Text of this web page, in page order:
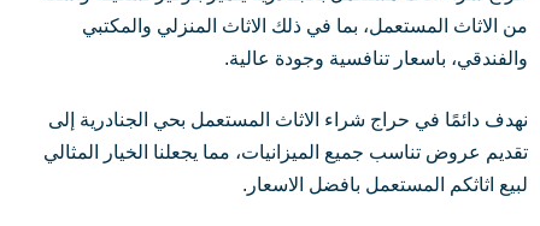
من الاثاث المستعمل، بما في ذلك الاثاث المنزلي والمكتبي
والفندقي، باسعار تنافسية وجودة عالية.
نهدف دائمًا في حراج شراء الاثاث المستعمل بحي الجنادرية إلى
تقديم عروض تناسب جميع الميزانيات، مما يجعلنا الخيار المثالي
لبيع اثاثكم المستعمل بافضل الاسعار.